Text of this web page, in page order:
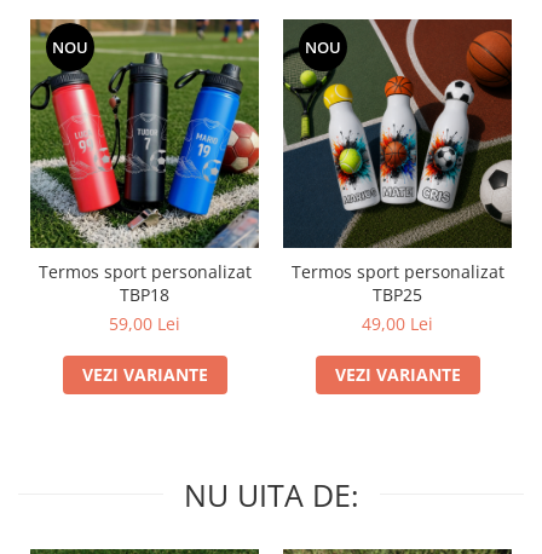
NOU
Termos sport personalizat
TBP18
59,00 Lei
VEZI VARIANTE
NOU
Termos sport personalizat
TBP25
49,00 Lei
VEZI VARIANTE
NU UITA DE: